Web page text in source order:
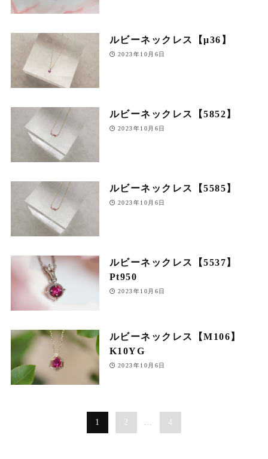
ルビーネックレス【μ36】
2023年10月6日
ルビーネックレス【5852】
2023年10月6日
ルビーネックレス【5585】
2023年10月6日
ルビーネックレス【5537】
Pt950
2023年10月6日
ルビーネックレス【M106】
K10YG
2023年10月6日
1 2 4